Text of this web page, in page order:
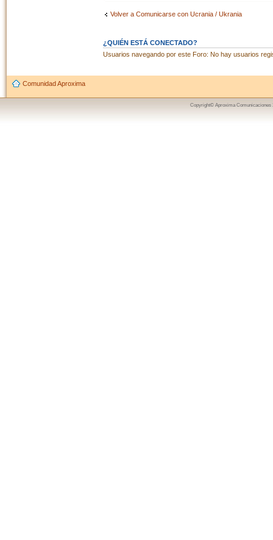
Volver a Comunicarse con Ucrania / Ukrania
¿QUIÉN ESTÁ CONECTADO?
Usuarios navegando por este Foro: No hay usuarios
Comunidad Aproxima
Copyright© Aproxima Comunicaciones